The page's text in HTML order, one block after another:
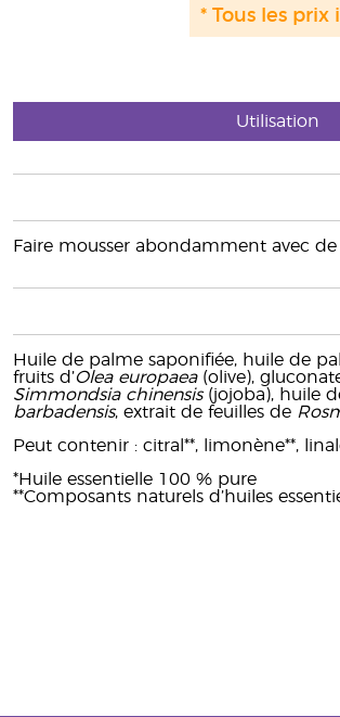
* Tous les
Utilisation
Faire mousser abondamment avec de
Huile de palme saponifiée, huile de
fruits d’Olea europaea(olive),
Simmondsia chinensis(jojoba), huile
barbadensis, extrait de feuilles de
Peut contenir : citral**, limonène**,
*Huile essentielle 100 % pure
**Composants naturels d’huiles